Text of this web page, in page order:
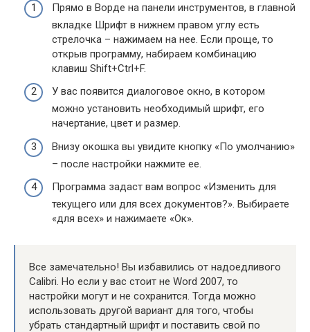
Прямо в Ворде на панели инструментов, в главной
вкладке Шрифт в нижнем правом углу есть
стрелочка – нажимаем на нее. Если проще, то
открыв программу, набираем комбинацию
клавиш Shift+Ctrl+F.
У вас появится диалоговое окно, в котором
можно установить необходимый шрифт, его
начертание, цвет и размер.
Внизу окошка вы увидите кнопку «По умолчанию»
– после настройки нажмите ее.
Программа задаст вам вопрос «Изменить для
текущего или для всех документов?». Выбираете
«для всех» и нажимаете «Ок».
Все замечательно! Вы избавились от надоедливого
Calibri. Но если у вас стоит не Word 2007, то
настройки могут и не сохранится. Тогда можно
использовать другой вариант для того, чтобы
убрать стандартный шрифт и поставить свой по